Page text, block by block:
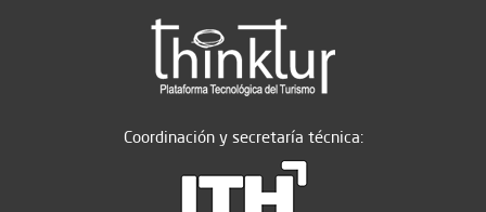
Coordinación y secretaría técnica: